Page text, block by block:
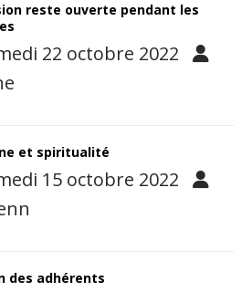
reste ouverte pendant les
22 octobre 2022
et spiritualité
15 octobre 2022
des adhérents